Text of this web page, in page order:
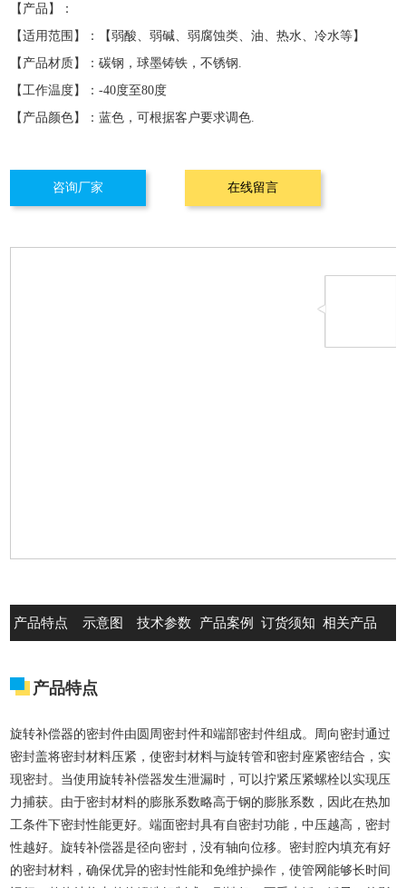
【产品】：
【适用范围】：
【弱酸、弱碱、弱腐蚀类、油、热水、冷水等】
【产品材质】：碳钢，球墨铸铁，不锈钢.
【工作温度】：-40度至80度
【产品颜色】：蓝色，可根据客户要求调色.
咨询厂家 在线留言
产品特点 示意图 技术参数 产品案例 订货须知 相关产品
产品特点
旋转补偿器的密封件由圆周密封件和端部密封件组成。周向密封通过
密封盖将密封材料压紧，使密封材料与旋转管和密封座紧密结合，实
现密封。当使用旋转补偿器发生泄漏时，可以拧紧压紧螺栓以实现压
力捕获。由于密封材料的膨胀系数略高于钢的膨胀系数，因此在热加
工条件下密封性能更好。端面密封具有自密封功能，中压越高，密封
性越好。旋转补偿器是径向密封，没有轴向位移。密封腔内填充有好
的密封材料，确保优异的密封性能和免维护操作，使管网能够长时间